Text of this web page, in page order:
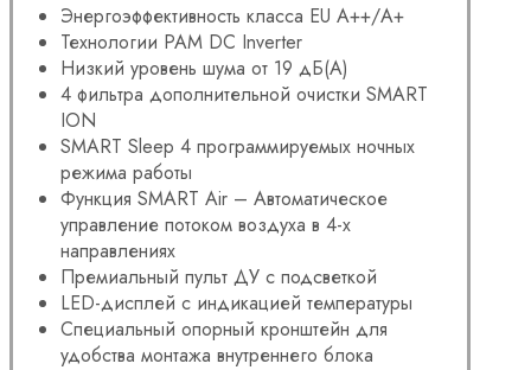
Энергоэффективность класса EU А++/A+
Технологии PAM DC Inverter
Низкий уровень шума от 19 дБ(А)
4 фильтра дополнительной очистки SMART
ION
SMART Sleep 4 программируемых ночных
режима работы
Функция SMART Air – Автоматическое
управление потоком воздуха в 4-х
направлениях
Премиальный пульт ДУ с подсветкой
LED-дисплей с индикацией температуры
Специальный опорный кронштейн для
удобства монтажа внутреннего блока